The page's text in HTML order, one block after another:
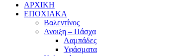
ΑΡΧΙΚΗ
ΕΠΟΧΙΑΚΑ
Βαλεντίνος
Ανοιξη – Πάσχα
Λαμπάδες
Υφάσματα